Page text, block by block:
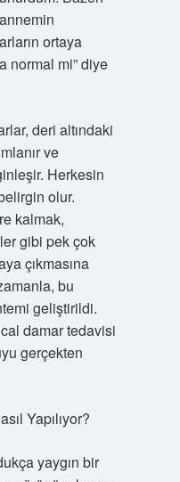
ortaya
normal mi” diye
deri altındaki
ve
Herkesin
olur.
kalmak,
gibi pek çok
çıkmasına
bu
geliştirildi.
damar tedavisi
gerçekten
Yapılıyor?
yaygın bir